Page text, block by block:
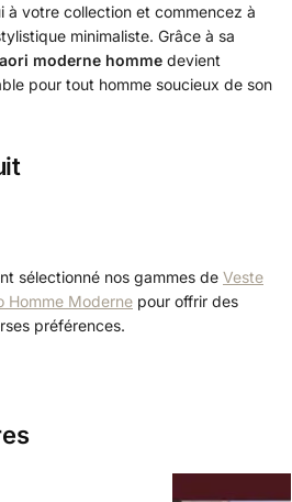
à votre collection et commencez à
minimaliste. Grâce à sa
moderne homme devient
pour tout homme soucieux de son
sélectionné nos gammes de Veste
Homme Moderne pour offrir des
préférences.